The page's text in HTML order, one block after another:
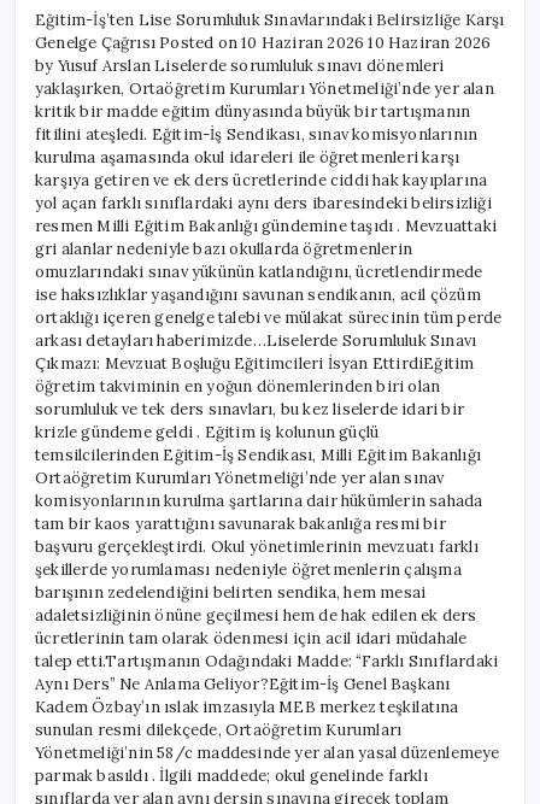
Genelge
Çağrısı
için
Eğitim-İş’ten Lise Sorumluluk Sınavlarındaki Belirsizliğe Karşı
Genelge Çağrısı Posted on 10 Haziran 2026 10 Haziran 2026
by Yusuf Arslan Liselerde sorumluluk sınavı dönemleri
yaklaşırken, Ortaöğretim Kurumları Yönetmeliği’nde yer alan
kritik bir madde eğitim dünyasında büyük bir tartışmanın
fitilini ateşledi. Eğitim-İş Sendikası, sınav komisyonlarının
kurulma aşamasında okul idareleri ile öğretmenleri karşı
karşıya getiren ve ek ders ücretlerinde ciddi hak kayıplarına
yol açan farklı sınıflardaki aynı ders ibaresindeki belirsizliği
resmen Milli Eğitim Bakanlığı gündemine taşıdı . Mevzuattaki
gri alanlar nedeniyle bazı okullarda öğretmenlerin
omuzlarındaki sınav yükünün katlandığını, ücretlendirmede
ise haksızlıklar yaşandığını savunan sendikanın, acil çözüm
ortaklığı içeren genelge talebi ve mülakat sürecinin tüm perde
arkası detayları haberimizde…Liselerde Sorumluluk Sınavı
Çıkmazı: Mevzuat Boşluğu Eğitimcileri İsyan EttirdiEğitim
öğretim takviminin en yoğun dönemlerinden biri olan
sorumluluk ve tek ders sınavları, bu kez liselerde idari bir
krizle gündeme geldi . Eğitim iş kolunun güçlü
temsilcilerinden Eğitim-İş Sendikası, Milli Eğitim Bakanlığı
Ortaöğretim Kurumları Yönetmeliği’nde yer alan sınav
komisyonlarının kurulma şartlarına dair hükümlerin sahada
tam bir kaos yarattığını savunarak bakanlığa resmi bir
başvuru gerçekleştirdi. Okul yönetimlerinin mevzuatı farklı
şekillerde yorumlaması nedeniyle öğretmenlerin çalışma
barışının zedelendiğini belirten sendika, hem mesai
adaletsizliğinin önüne geçilmesi hem de hak edilen ek ders
ücretlerinin tam olarak ödenmesi için acil idari müdahale
talep etti.Tartışmanın Odağındaki Madde: “Farklı Sınıflardaki
Aynı Ders” Ne Anlama Geliyor?Eğitim-İş Genel Başkanı
Kadem Özbay’ın ıslak imzasıyla MEB merkez teşkilatına
sunulan resmi dilekçede, Ortaöğretim Kurumları
Yönetmeliği’nin 58/c maddesinde yer alan yasal düzenlemeye
parmak basıldı . İlgili maddede; okul genelinde farklı
sınıflarda yer alan aynı dersin sınavına girecek toplam